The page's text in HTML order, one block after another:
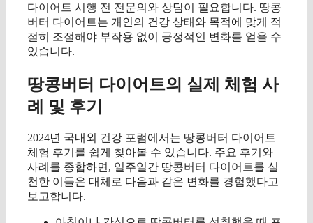
다이어트 시행 전 전문의와 상담이 필요합니다. 땅콩
버터 다이어트는 개인의 건강 상태와 목적에 맞게 적
절히 조절해야 부작용 없이 긍정적인 변화를 얻을 수
있습니다.
땅콩버터 다이어트의 실제 체험 사
례 및 후기
2024년 국내외 건강 포럼에서는 땅콩버터 다이어트
체험 후기를 쉽게 찾아볼 수 있습니다. 주요 후기와
사례를 종합하면, 일주일간 땅콩버터 다이어트를 실
천한 이들은 대체로 다음과 같은 변화를 경험했다고
보고합니다.